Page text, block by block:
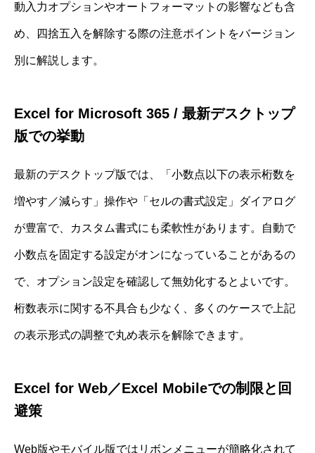
動入力オプションやオートフォーマットの影響なども含
め、四捨五入を解除する際の注意ポイントをバージョン
別に解説します。
Excel for Microsoft 365 / 最新デスクトップ
版での挙動
最新のデスクトップ版では、「小数点以下の表示桁数を
増やす／減らす」操作や「セルの書式設定」ダイアログ
が豊富で、カスタム書式にも柔軟性があります。自動で
小数点を固定する設定がオンになっていることがあるの
で、オプション設定を確認して無効化するとよいです。
桁数表示に関する不具合も少なく、多くのケースで上記
の表示形式の調整で丸め表示を解除できます。
Excel for Web／Excel Mobileでの制限と回
避策
Web版やモバイル版ではリボンメニューが簡略化されて